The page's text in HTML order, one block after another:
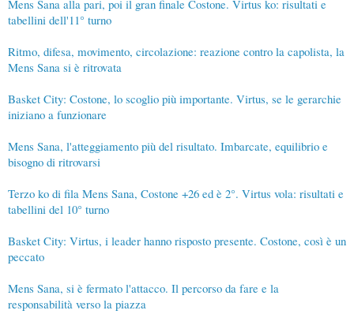
Mens Sana alla pari, poi il gran finale Costone. Virtus ko: risultati e
tabellini dell'11° turno
Ritmo, difesa, movimento, circolazione: reazione contro la capolista, la
Mens Sana si è ritrovata
Basket City: Costone, lo scoglio più importante. Virtus, se le gerarchie
iniziano a funzionare
Mens Sana, l'atteggiamento più del risultato. Imbarcate, equilibrio e
bisogno di ritrovarsi
Terzo ko di fila Mens Sana, Costone +26 ed è 2°. Virtus vola: risultati e
tabellini del 10° turno
Basket City: Virtus, i leader hanno risposto presente. Costone, così è un
peccato
Mens Sana, si è fermato l'attacco. Il percorso da fare e la
responsabilità verso la piazza